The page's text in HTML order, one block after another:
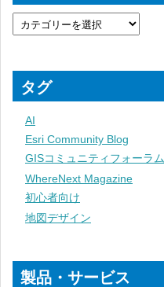
タグ
AI
Esri Community Blog
GISコミュニティフォーラム
WhereNext Magazine
初心者向け
地図デザイン
製品・サービス